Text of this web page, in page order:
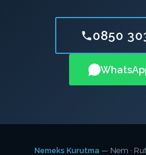
0850
Nemeks Kurutma— Nem ·